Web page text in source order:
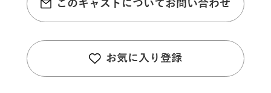
このキャストについてお問い合わせ
お気に入り登録